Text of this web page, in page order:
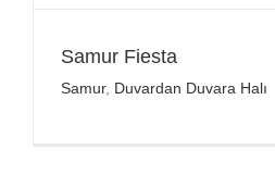
Samur Fiesta
Samur, Duvardan Duvara Halı